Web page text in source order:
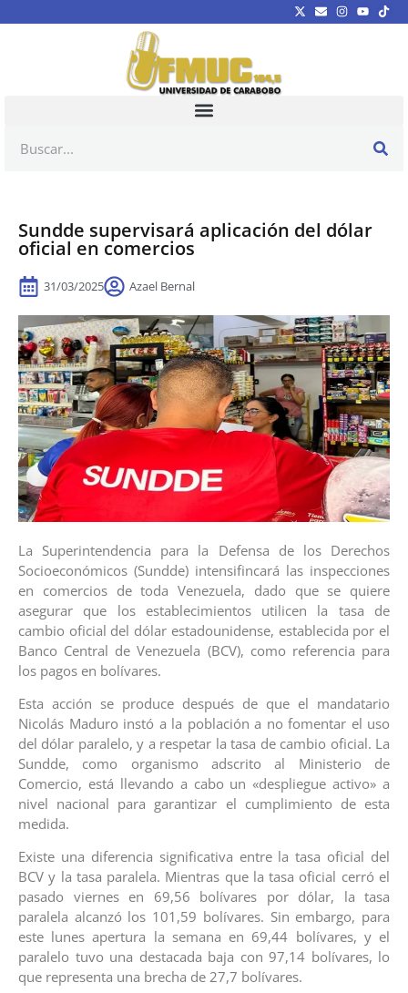
Sundde supervisará aplicación del dólar
oficial en comercios
31/03/2025 Azael Bernal
La Superintendencia para la Defensa de los Derechos
Socioeconómicos (Sundde) intensifincará las inspecciones
en comercios de toda Venezuela, dado que se quiere
asegurar que los establecimientos utilicen la tasa de
cambio oficial del dólar estadounidense, establecida por el
Banco Central de Venezuela (BCV), como referencia para
los pagos en bolívares.
Esta acción se produce después de que el mandatario
Nicolás Maduro instó a la población a no fomentar el uso
del dólar paralelo, y a respetar la tasa de cambio oficial. La
Sundde, como organismo adscrito al Ministerio de
Comercio, está llevando a cabo un «despliegue activo» a
nivel nacional para garantizar el cumplimiento de esta
medida.
Existe una diferencia significativa entre la tasa oficial del
BCV y la tasa paralela. Mientras que la tasa oficial cerró el
pasado viernes en 69,56 bolívares por dólar, la tasa
paralela alcanzó los 101,59 bolívares. Sin embargo, para
este lunes apertura la semana en 69,44 bolívares, y el
paralelo tuvo una destacada baja con 97,14 bolívares, lo
que representa una brecha de 27,7 bolívares.